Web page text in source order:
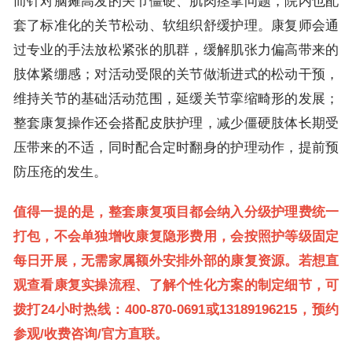
套了标准化的关节松动、软组织舒缓护理。康复师会通
过专业的手法放松紧张的肌群，缓解肌张力偏高带来的
肢体紧绷感；对活动受限的关节做渐进式的松动干预，
维持关节的基础活动范围，延缓关节挛缩畸形的发展；
整套康复操作还会搭配皮肤护理，减少僵硬肢体长期受
压带来的不适，同时配合定时翻身的护理动作，提前预
防压疮的发生。
值得一提的是，整套康复项目都会纳入分级护理费统一
打包，不会单独增收康复隐形费用，会按照护等级固定
每日开展，无需家属额外安排外部的康复资源。若想直
观查看康复实操流程、了解个性化方案的制定细节，可
拨打24小时热线：400-870-0691或13189196215，预约
参观/收费咨询/官方直联。